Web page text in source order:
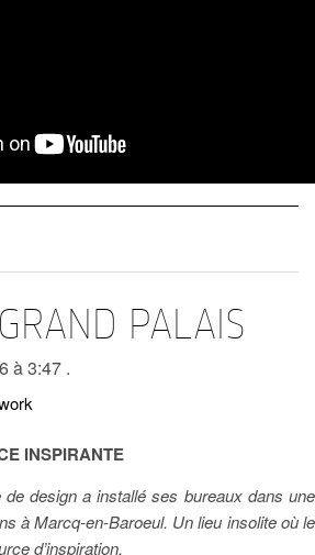
PALAIS
à 3:47 .
INSPIRANTE
de design a installé ses bureaux dans une
à Marcq-en-Baroeul. Un lieu insolite où le
d’inspiration.